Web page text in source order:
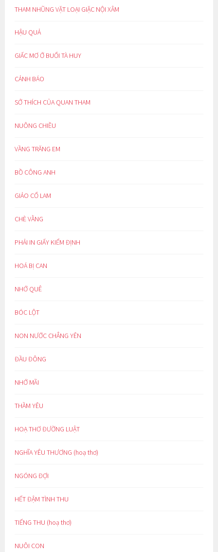
THAM NHŨNG VẶT LOẠI GIẶC NỘI XÂM
HẬU QUẢ
GIẤC MƠ Ở BUỔI TÀ HUY
CẢNH BÁO
SỞ THÍCH CỦA QUAN THAM
NUÔNG CHIỀU
VẦNG TRĂNG EM
BỒ CÔNG ANH
GIẢO CỔ LAM
CHÈ VẰNG
PHẢI IN GIẤY KIỂM ĐỊNH
HOÁ BỊ CAN
NHỚ QUÊ
BÓC LỘT
NON NƯỚC CHẲNG YÊN
ĐẦU ĐÔNG
NHỚ MÃI
THẦM YÊU
HOẠ THƠ ĐƯỜNG LUẬT
NGHĨA YÊU THƯƠNG (hoạ thơ)
NGÓNG ĐỢI
HẾT ĐẬM TÌNH THU
TIẾNG THU (hoạ thơ)
NUÔI CON